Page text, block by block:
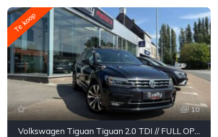
Te koop
10
Volkswagen Tiguan Tiguan 2.0 TDI // FULL OPTION // R-Line // DSG // PANORAMISCH DAK // KEY-LESS // LEDER // DYNAUDIO // 360° //